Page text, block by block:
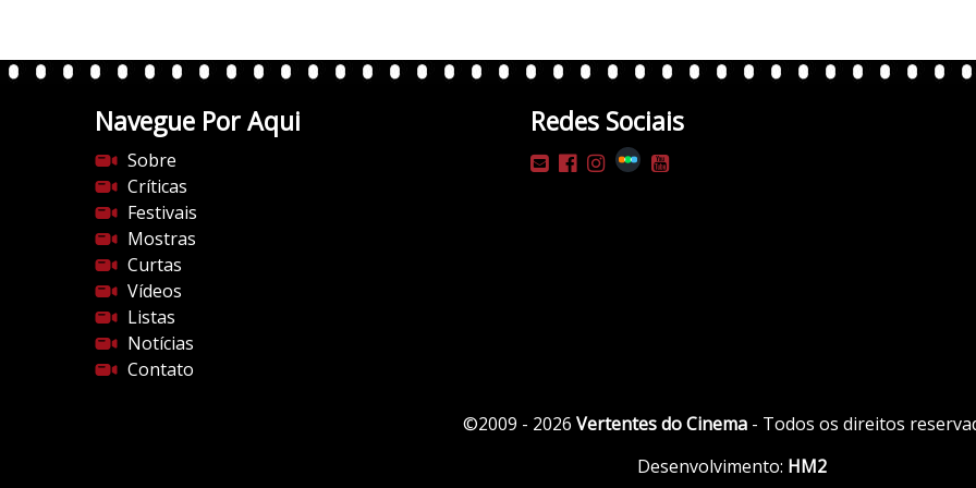
w
p
c
o
m
/
v
e
r
t
e
n
Navegue Por Aqui
Sobre
Críticas
Festivais
Mostras
Curtas
Vídeos
Listas
Notícias
Contato
Redes Sociais
©2009 - 2026 Vertentes do Cinema - Todos os direitos
Desenvolvimento: HM2